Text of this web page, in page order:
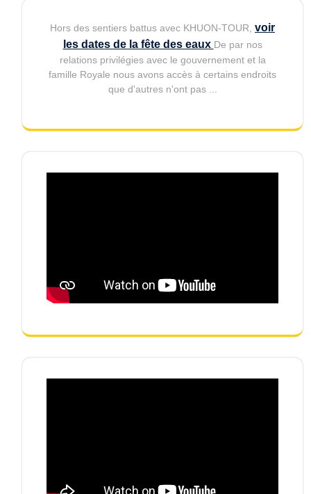
Hors des sentiers battus avec KHUON-TOUR, voir
les dates de la fête des eaux De par nos
relations privilégies avec le gouvernement et la
famille Royale nous avons accès à certains endroits
que d'autres n'ont pas ...